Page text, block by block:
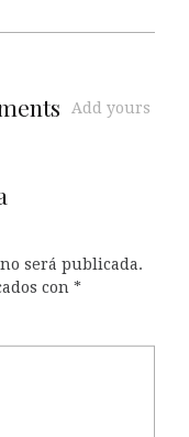
Add yours
será publicada.
con *